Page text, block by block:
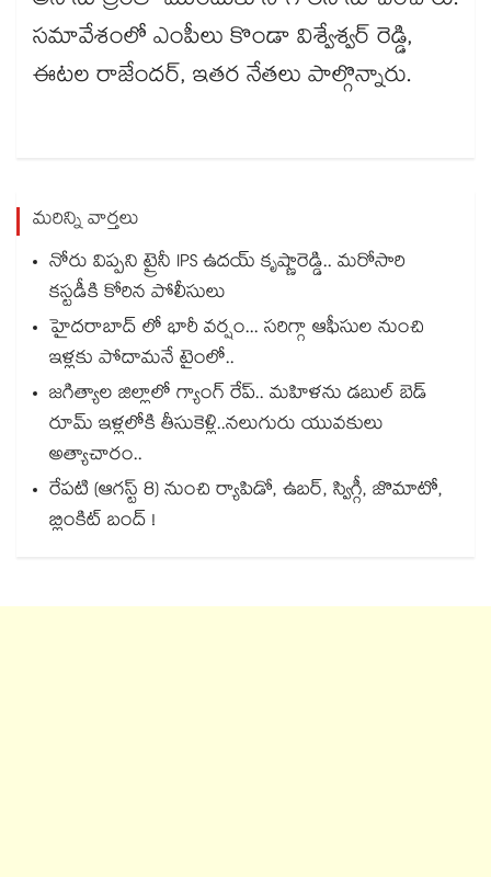
సమావేశంలో ఎంపీలు కొండా విశ్వేశ్వర్ రెడ్డి,
ఈటల రాజేందర్, ఇతర నేతలు పాల్గొన్నారు.
మరిన్ని వార్తలు
నోరు విప్పని ట్రైనీ IPS ఉదయ్ కృష్ణారెడ్డి.. మరోసారి
కస్టడీకి కోరిన పోలీసులు
హైదరాబాద్ లో భారీ వర్షం... సరిగ్గా ఆఫీసుల నుంచి
ఇళ్లకు పోదామనే టైంలో..
జగిత్యాల జిల్లాలో గ్యాంగ్ రేప్.. మహిళను డబుల్ బెడ్
రూమ్ ఇళ్లలోకి తీసుకెళ్లి..నలుగురు యువకులు
అత్యాచారం..
రేపటి (ఆగస్ట్ 8) నుంచి ర్యాపిడో, ఉబర్, స్విగ్గీ, జొమాటో,
బ్లింకిట్ బంద్ !